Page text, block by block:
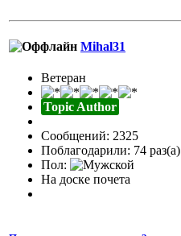
Mihal31
Ветеран
Topic Author
Сообщений: 2325
Поблагодарили: 74 раз(а)
Пол:
На доске почета